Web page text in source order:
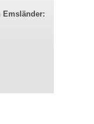
Emsländer: